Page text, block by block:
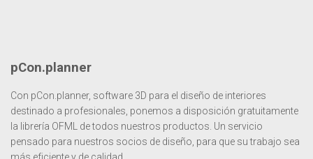
pCon.planner
Con pCon.planner, software 3D para el diseño de interiores
destinado a profesionales, ponemos a disposición gratuitamente
la librería OFML de todos nuestros productos. Un servicio
pensado para nuestros socios de diseño, para que su trabajo sea